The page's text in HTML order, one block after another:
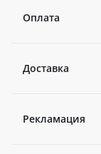
Оплата
Доставка
Рекламация